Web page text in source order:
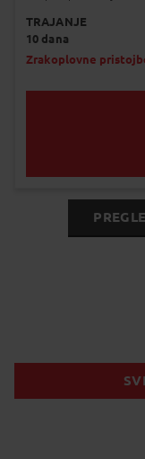
TRAJANJE
10 dana
Zrakoplovne